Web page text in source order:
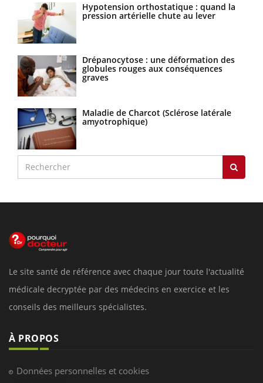
Hypotension orthostatique : quand la
pression artérielle chute au lever
Drépanocytose : une déformation des
globules rouges aux conséquences
graves
Maladie de Charcot (Sclérose latérale
amyotrophique)
Le site santé de référence avec chaque jour toute l'actualité
médicale decryptée par des médecins en exercice et les
conseils des meilleurs spécialistes.
À PROPOS
Données personnelles et cookies